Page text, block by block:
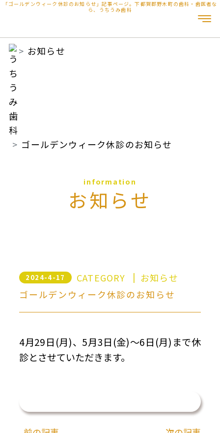
「ゴールデンウィーク休診のお知らせ」記事ページ。下都賀郡野木町の歯科・歯医者な
ら、うちうみ歯科
お知らせ
ゴールデンウィーク休診のお知らせ
information
お知らせ
2024-4-17 CATEGORY
お知らせ
ゴールデンウィーク休診のお知らせ
4月29日(月)、5月3日(金)～6日(月)まで休
診とさせていただきます。